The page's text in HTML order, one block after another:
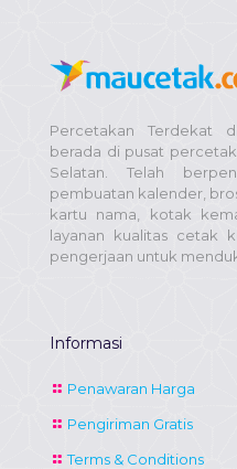
Percetakan Terdekat
berada di pusat
Selatan. Telah
pembuatan kalender,
kartu nama, kotak
layanan kualitas cetak
pengerjaan untuk
Informasi
Penawaran Harga
Pengiriman Gratis
Terms & Conditions